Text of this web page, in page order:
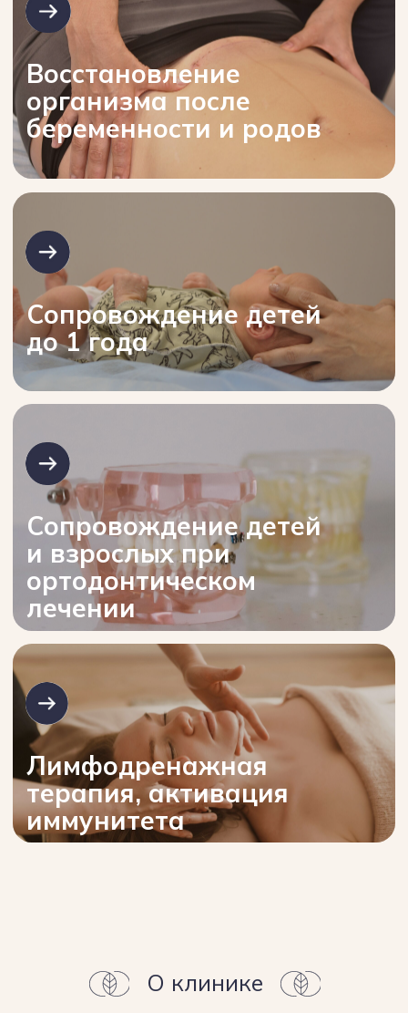
исцеление начинается тогда, когда
мы лечим не просто симптомы,
а помогаем организму восстановить
естественную гармонию.
Именно поэтому я основал медицинский
центр «Искра" — место, где
классическая медицина встречается
с мудростью остеопатии. Здесь
мы не просто снимаем боль
Здесь вас ждут не только
профессиональная диагностика
и современные методики,
но и искренняя забота, честный диалог
и желание помочь на любом этапе
жизни — от новорожденных
до пожилых.Запишитесь на прием
прямо сейчас!